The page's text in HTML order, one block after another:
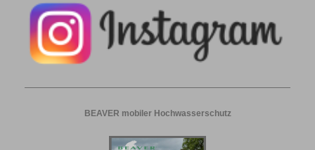
BEAVER mobiler Hochwasserschutz